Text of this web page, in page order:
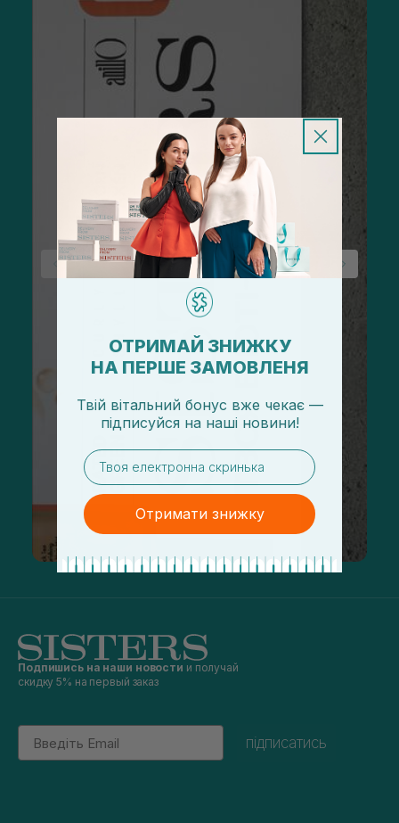
Подпишись на наши новости и получай
скидку 5% на первый заказ
Email
підписатись
ОТРИМАЙ ЗНИЖКУ
НА ПЕРШЕ ЗАМОВЛЕНЯ
Твій вітальний бонус вже чекає —
підписуйся на наші новини!
email
Отримати знижку